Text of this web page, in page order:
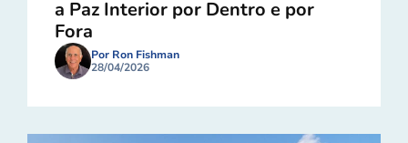
a Paz Interior por Dentro e por
Fora
Por Ron Fishman
28/04/2026